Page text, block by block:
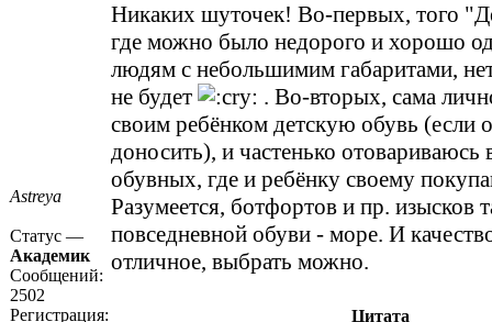
Astreya
Статус —
Академик
Сообщений:
2502
Регистрация:
Никаких шуточек! Во-первых, того
где можно было недорого и хорошо
людям с небольшимим габаритами,
не будет
. Во-вторых, сама
своим ребёнком детскую обувь (если
доносить), и частенько отовариваюсь
обувных, где и ребёнку своему
Разумеется, ботфортов и пр. изысков
повседневной обуви - море. И
отличное, выбрать можно.
Цитата